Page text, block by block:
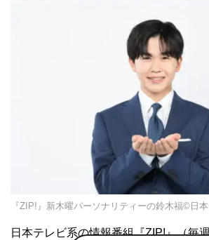
『ZIP!』新木曜パーソナリティーの鈴木福©日
日本テレビ系の情報番組『ZIP!』（